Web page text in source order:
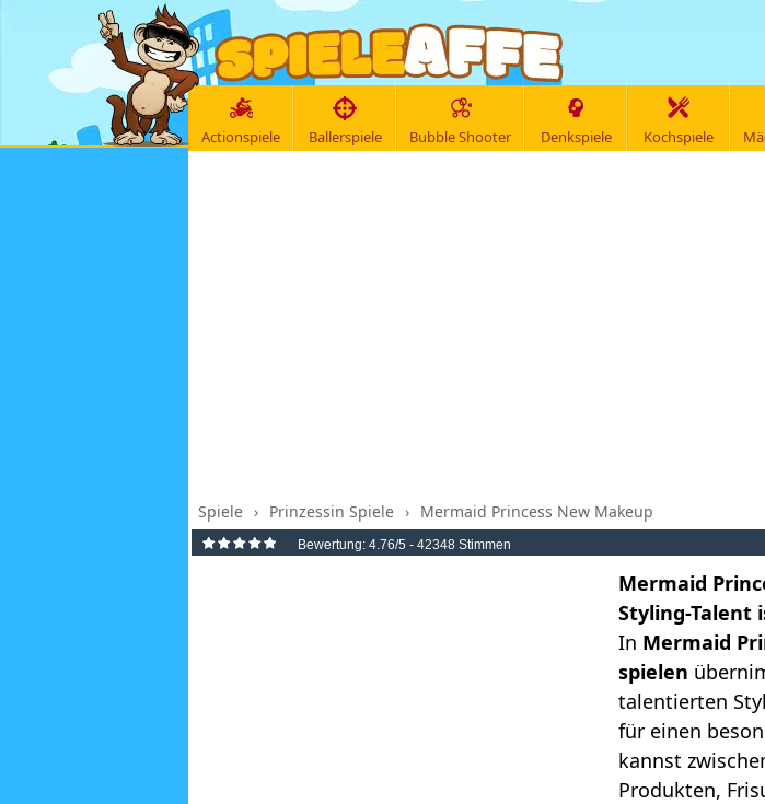
Actionspiele Ballerspiele Bubble Shooter Denkspiele Kochspiele
Spiele › Prinzessin Spiele › Mermaid Princess New Makeup
Bewertung: 4.76/5 - 42348Stimmen
Mermaid
Styling-Talent
In Mermaid
spielen
talentierten
für einen
kannst
Produkten,